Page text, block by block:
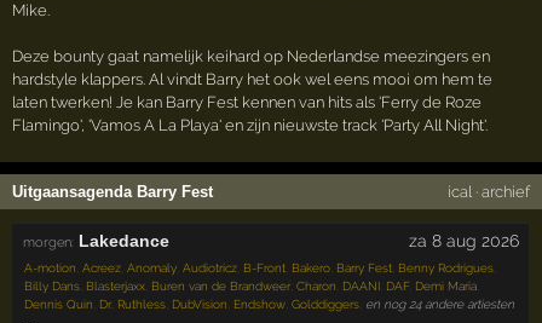
Mike.
Deze bounty gaat namelijk keihard op Nederlandse meezingers en
hardstyle klappers. Al vindt Barry het ook wel eens mooi om hem te
laten twerken! Je kan Barry Fest kennen van hits als 'Ferry de Roze
Flamingo', 'Vamos A La Playa' en zijn nieuwste track 'Party All Night'.
Uitgaansagenda Barry Fest ical· archief
morgen: Lakedance za 8 aug 2026
A-motion ,Acreez ,Anomaly ,Audiotricz B-Front Bakero Barry Fest Benny Rodrigues
Billy Dans Blasterjaxx Buren van de Brandweer ,Charon DAANI DAF, Demi Maria
Dennis Quin Dr. Ruthless DubVision Endshow ,Golddiggers en nog 24 andere artiesten